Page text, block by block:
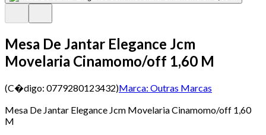
Mesa De Jantar Elegance Jcm
Movelaria Cinamomo/off 1,60 M
(C�digo: 0779280123432)Marca: Outras Marcas
Mesa De Jantar Elegance Jcm Movelaria Cinamomo/off 1,60
M